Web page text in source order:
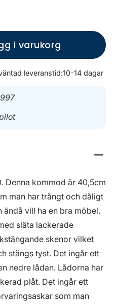
i varukorg
leveranstid:10-14 dagar
Denna kommod är 40,5cm
man har trångt och dåligt
ändå vill ha en bra möbel.
släta lackerade
skenor vilket
stängs tyst. Det ingår ett
nedre lådan. Lådorna har
plåt. Det ingår ett
som man